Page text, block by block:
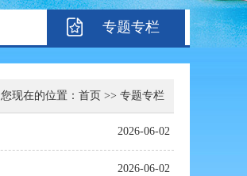
专题专栏
您现在的位置： 首页 >> 专题专栏
2026-06-02
2026-06-02